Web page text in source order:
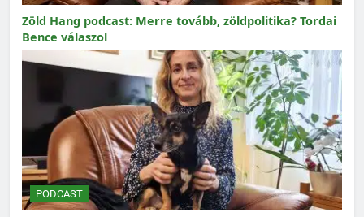
Zöld Hang podcast: Merre tovább, zöldpolitika? Tordai
Bence válaszol
PODCAST